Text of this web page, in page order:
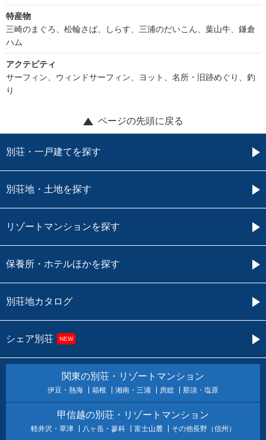
特産物
三崎のまぐろ、松輪さば、しらす、三浦のだいこん、葉山牛、鎌倉
ハム
アクテビティ
サーフィン、ウィンドサーフィン、ヨット、名所・旧跡めぐり、釣
り
ページの先頭に戻る
別荘・一戸建てを探す
別荘地・土地を探す
リゾートマンションを探す
保養所・ホテルほかを探す
別荘地カタログ
シェア別荘 NEW
関東の別荘・リゾートマンション
伊豆・熱海 箱根 湘南・三浦 房総 那須・塩原
甲信越の別荘・リゾートマンション
軽井沢・草津 八ヶ岳・蓼科 富士山麓 その他長野（信州）